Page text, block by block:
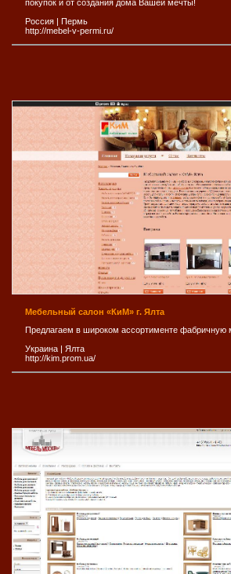
покупок и от создания дома Вашей мечты!
Россия | Пермь
http://mebel-v-permi.ru/
Мебельный салон «КиМ» г. Ялта
Предлагаем в широком ассортименте фабричную
Украина | Ялта
http://kim.prom.ua/